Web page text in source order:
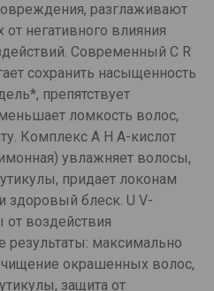
разглаживают
негативного влияния
Современный C R
сохранить насыщенность
препятствует
ломкость волос,
Комплекс А H А-кислот
увлажняет волосы,
придает локонам
здоровый блеск. U V-
воздействия
результаты: максимально
окрашенных волос,
защита от